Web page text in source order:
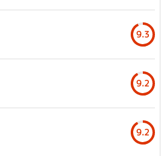
9.3
9.2
9.2